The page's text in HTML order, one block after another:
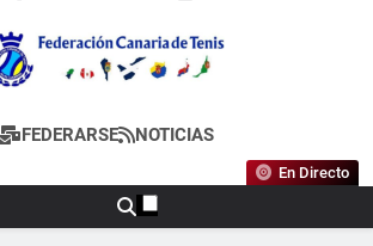
FEDERACION
CANARIA DE
TENIS
Sitio Oficial De La Federación Canaria De
FEDERARSE NOTICIAS
En Directo